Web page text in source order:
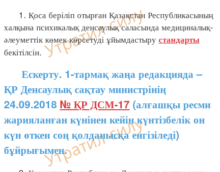
1. Қоса беріліп отырған Қазақстан Республикасының
халқына психикалық денсаулық саласында медициналық-
әлеуметтік көмек көрсетуді ұйымдастыру стандарты
бекітілсін.
Ескерту. 1-тармақ жаңа редакцияда –
ҚР Денсаулық сақтау министрінің
24.09.2018 № ҚР ДСМ-17 (алғашқы ресми
жарияланған күнінен кейін күнтізбелік он
күн өткен соң қолданысқа енгізіледі)
бұйрығымен.